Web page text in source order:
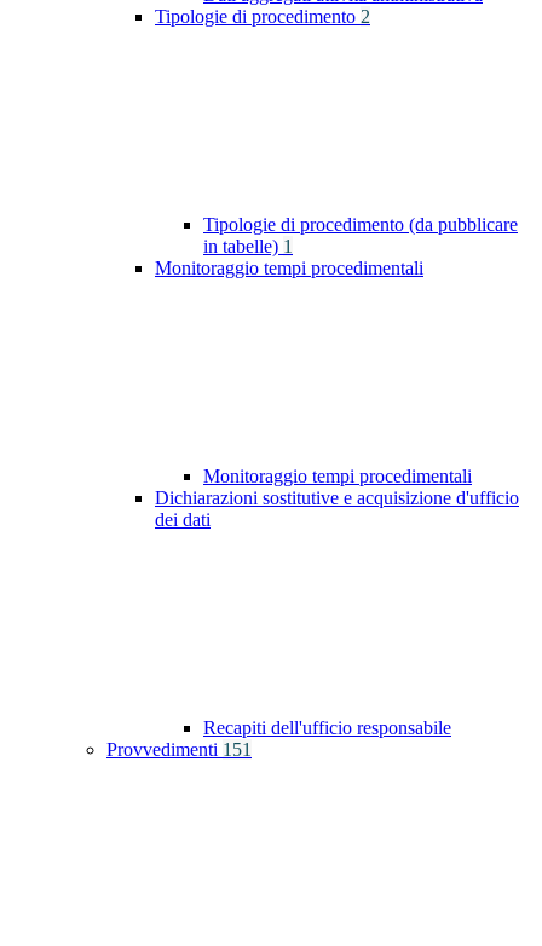
Tipologie di procedimento 2
Tipologie di procedimento (da pubblicare
in tabelle) 1
Monitoraggio tempi procedimentali
Monitoraggio tempi procedimentali
Dichiarazioni sostitutive e acquisizione d'ufficio
dei dati
Recapiti dell'ufficio responsabile
Provvedimenti 151